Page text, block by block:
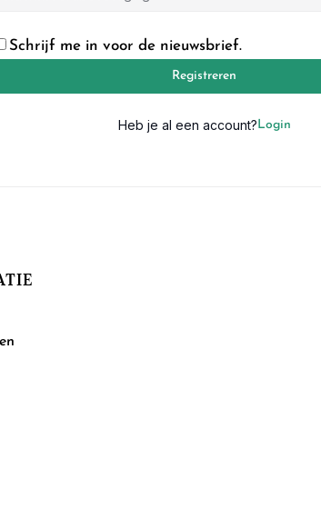
Schrijf me in voor de nieuwsbrief.
Registreren
Heb je al een account?Login